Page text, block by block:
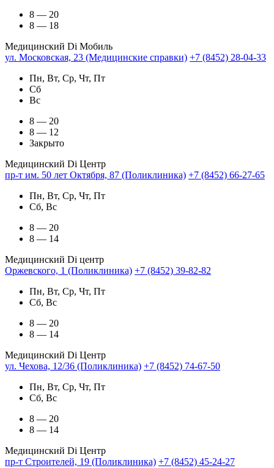
8 — 20
8 — 18
Медицинский Di Мобиль
ул. Московская, 23 (Медицинские справки) +7 (8452) 28-04-33
Пн, Вт, Ср, Чт, Пт
Сб
Вс
8 — 20
8 — 12
Закрыто
Медицинский Di Центр
пр-т им. 50 лет Октября, 87 (Поликлиника) +7 (8452) 66-27-65
Пн, Вт, Ср, Чт, Пт
Сб, Вс
8 — 20
8 — 14
Медицинский Di центр
Оржевского, 1 (Поликлиника) +7 (8452) 39-82-82
Пн, Вт, Ср, Чт, Пт
Сб, Вс
8 — 20
8 — 14
Медицинский Di Центр
ул. Чехова, 12/36 (Поликлиника) +7 (8452) 74-67-50
Пн, Вт, Ср, Чт, Пт
Сб, Вс
8 — 20
8 — 14
Медицинский Di Центр
пр-т Строителей, 19 (Поликлиника) +7 (8452) 45-24-27